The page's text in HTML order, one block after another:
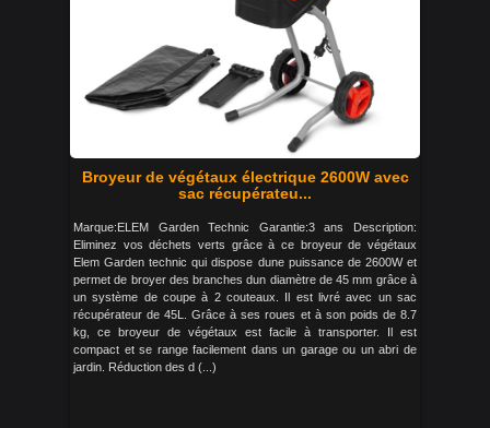
Broyeur de végétaux électrique 2600W avec
sac récupérateu...
Marque:ELEM Garden Technic Garantie:3 ans Description:
Eliminez vos déchets verts grâce à ce broyeur de végétaux
Elem Garden technic qui dispose dune puissance de 2600W et
permet de broyer des branches dun diamètre de 45 mm grâce à
un système de coupe à 2 couteaux. Il est livré avec un sac
récupérateur de 45L. Grâce à ses roues et à son poids de 8.7
kg, ce broyeur de végétaux est facile à transporter. Il est
compact et se range facilement dans un garage ou un abri de
jardin. Réduction des d (...)